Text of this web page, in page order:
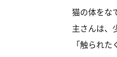
猫の体をな
主さんは、
「触られ